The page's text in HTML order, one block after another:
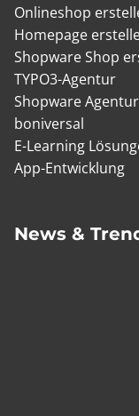
Onlineshop
Homepage
Shopware Shop
TYPO3-Agentur
Shopware Agentur
boniversal
E-Learning
App-Entwicklung
News &